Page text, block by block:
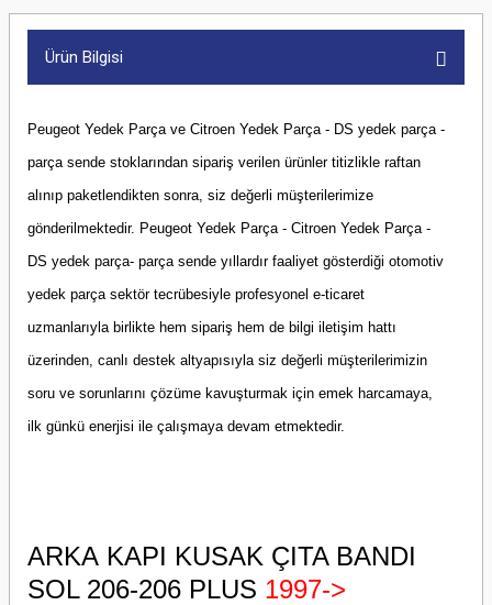
Ürün Bilgisi
Peugeot Yedek Parça ve Citroen Yedek Parça - DS yedek parça -
parça sende stoklarından sipariş verilen ürünler titizlikle raftan
alınıp paketlendikten sonra, siz değerli müşterilerimize
gönderilmektedir. Peugeot Yedek Parça - Citroen Yedek Parça -
DS yedek parça- parça sende yıllardır faaliyet gösterdiği otomotiv
yedek parça sektör tecrübesiyle profesyonel e-ticaret
uzmanlarıyla birlikte hem sipariş hem de bilgi iletişim hattı
üzerinden, canlı destek altyapısıyla siz değerli müşterilerimizin
soru ve sorunlarını çözüme kavuşturmak için emek harcamaya,
ilk günkü enerjisi ile çalışmaya devam etmektedir.
ARKA KAPI KUSAK ÇITA BANDI
SOL 206-206 PLUS 1997->